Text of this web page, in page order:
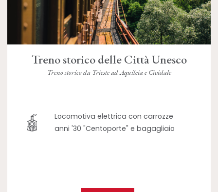
Treno storico delle Città Unesco
Treno storico da Trieste ad Aquileia e Cividale
Locomotiva elettrica con carrozze
anni '30 "Centoporte" e bagagliaio